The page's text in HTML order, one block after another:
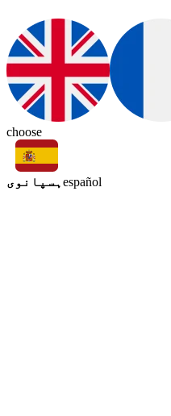
choose
ہسپانوی español